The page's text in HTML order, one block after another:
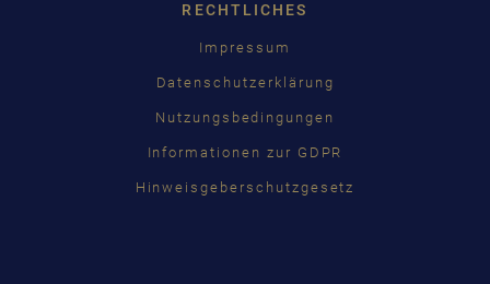
RECHTLICHES
Impressum
Datenschutzerklärung
Nutzungsbedingungen
Informationen zur GDPR
Hinweisgeberschutzgesetz